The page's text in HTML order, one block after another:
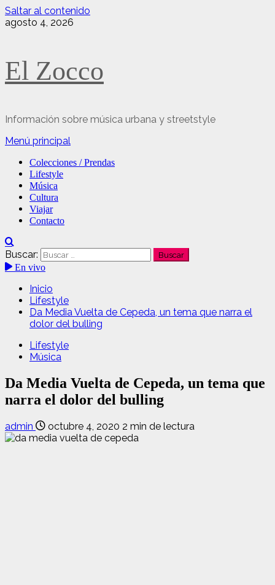
Saltar al contenido
agosto 4, 2026
El Zocco
Información sobre música urbana y streetstyle
Menú principal
Colecciones / Prendas
Lifestyle
Música
Cultura
Viajar
Contacto
Buscar:
En vivo
Inicio
Lifestyle
Da Media Vuelta de Cepeda, un tema que narra el
dolor del bulling
Lifestyle
Música
Da Media Vuelta de Cepeda, un tema que
narra el dolor del bulling
admin octubre 4, 2020 2 min de lectura